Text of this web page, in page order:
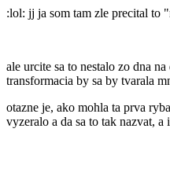
:lol: jj ja som tam zle precital to
ale urcite sa to nestalo zo dna
transformacia by sa by tvarala
otazne je, ako mohla ta prva
vyzeralo a da sa to tak nazvat,